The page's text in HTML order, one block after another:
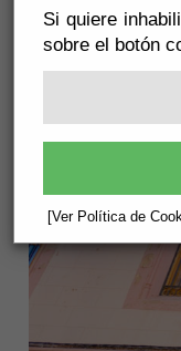
Si quiere
sobre el botón
[Ver Política de